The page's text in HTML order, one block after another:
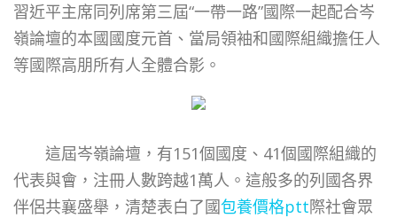
習近平主席同列席第三屆“一帶一路”國際一起配合岑
嶺論壇的本國國度元首、當局領袖和國際組織擔任人
等國際高朋所有人全體合影。
這屆岑嶺論壇，有151個國度、41個國際組織的
代表與會，注冊人數跨越1萬人。這般多的列國各界
伴侶共襄盛舉，清楚表白了國包養價格ptt際社會眾